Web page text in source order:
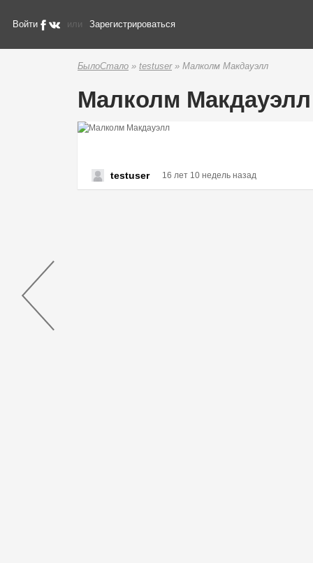
Войти или Зарегистрироваться
БылоСтало » testuser» Малколм Макдауэлл
Малколм Макдауэлл
testuser 16 лет 10 недель назад